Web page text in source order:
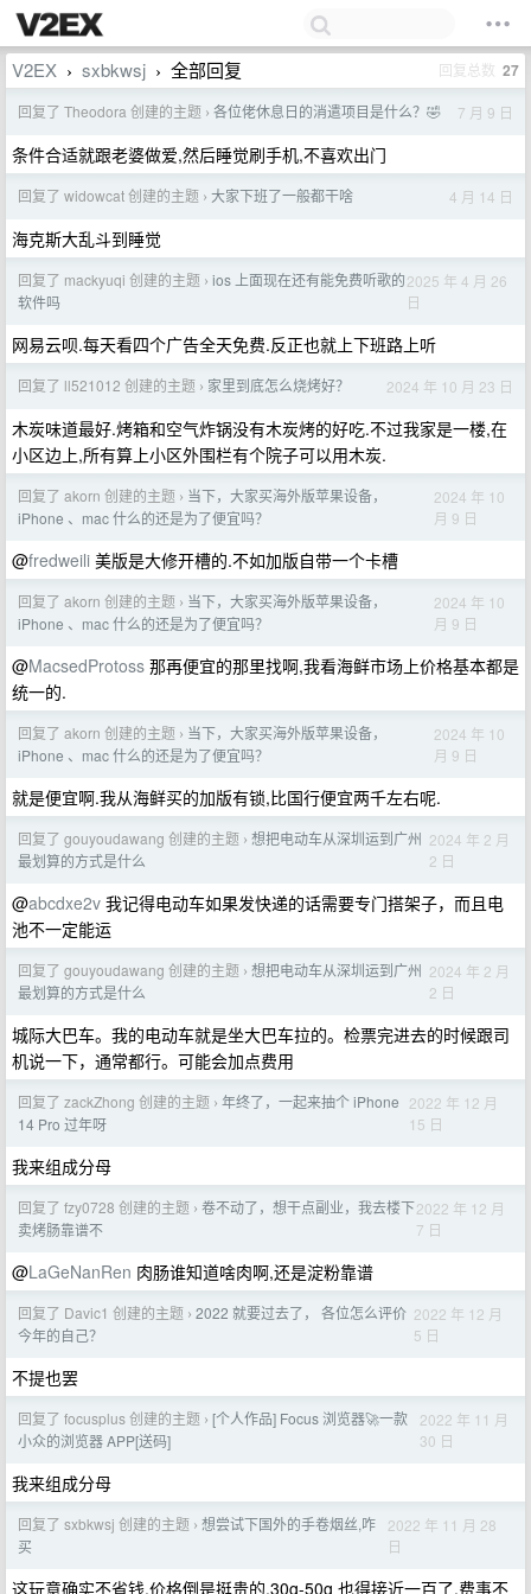
V2EX › sxbkwsj › 全部回复 回复总数 27
回复了 Theodora 创建的主题 › 各位佬休息日的消遣项目是什么？🤣 7 月 9 日
条件合适就跟老婆做爱,然后睡觉刷手机,不喜欢出门
回复了 widowcat 创建的主题 › 大家下班了一般都干啥 4 月 14 日
海克斯大乱斗到睡觉
回复了 mackyuqi 创建的主题 › ios 上面现在还有能免费听歌的
软件吗
2025 年 4 月 26
日
网易云呗.每天看四个广告全天免费.反正也就上下班路上听
回复了 ll521012 创建的主题 › 家里到底怎么烧烤好？ 2024 年 10 月 23 日
木炭味道最好.烤箱和空气炸锅没有木炭烤的好吃.不过我家是一楼,在
小区边上,所有算上小区外围栏有个院子可以用木炭.
回复了 akorn 创建的主题 › 当下，大家买海外版苹果设备，
iPhone 、mac 什么的还是为了便宜吗？
2024 年 10
月 9 日
@fredweili 美版是大修开槽的.不如加版自带一个卡槽
回复了 akorn 创建的主题 › 当下，大家买海外版苹果设备，
iPhone 、mac 什么的还是为了便宜吗？
2024 年 10
月 9 日
@MacsedProtoss 那再便宜的那里找啊,我看海鲜市场上价格基本都是
统一的.
回复了 akorn 创建的主题 › 当下，大家买海外版苹果设备，
iPhone 、mac 什么的还是为了便宜吗？
2024 年 10
月 9 日
就是便宜啊.我从海鲜买的加版有锁,比国行便宜两千左右呢.
回复了 gouyoudawang 创建的主题 › 想把电动车从深圳运到广州
最划算的方式是什么
2024 年 2 月
2 日
@abcdxe2v 我记得电动车如果发快递的话需要专门搭架子，而且电
池不一定能运
回复了 gouyoudawang 创建的主题 › 想把电动车从深圳运到广州
最划算的方式是什么
2024 年 2 月
2 日
城际大巴车。我的电动车就是坐大巴车拉的。检票完进去的时候跟司
机说一下，通常都行。可能会加点费用
回复了 zackZhong 创建的主题 › 年终了，一起来抽个 iPhone
14 Pro 过年呀
2022 年 12 月
15 日
我来组成分母
回复了 fzy0728 创建的主题 › 卷不动了，想干点副业，我去楼下
卖烤肠靠谱不
2022 年 12 月
7 日
@LaGeNanRen 肉肠谁知道啥肉啊,还是淀粉靠谱
回复了 Davic1 创建的主题 › 2022 就要过去了， 各位怎么评价
今年的自己？
2022 年 12 月
5 日
不提也罢
回复了 focusplus 创建的主题 › [个人作品] Focus 浏览器🚀一款
小众的浏览器 APP[送码]
2022 年 11 月
30 日
我来组成分母
回复了 sxbkwsj 创建的主题 › 想尝试下国外的手卷烟丝,咋
买
2022 年 11 月 28
日
这玩意确实不省钱,价格倒是挺贵的,30g-50g 也得接近一百了,费事不